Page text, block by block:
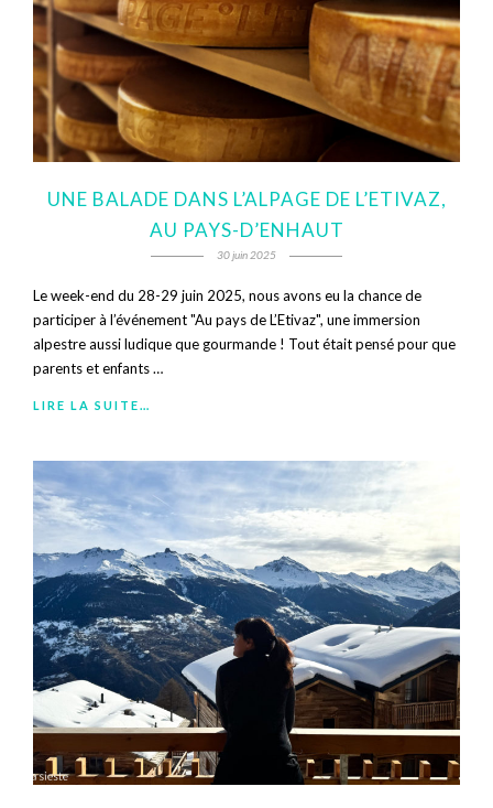
UNE BALADE DANS L’ALPAGE DE L’ETIVAZ,
AU PAYS-D’ENHAUT
30 juin 2025
Le week-end du 28-29 juin 2025, nous avons eu la chance de
participer à l’événement "Au pays de L’Etivaz", une immersion
alpestre aussi ludique que gourmande ! Tout était pensé pour que
parents et enfants …
LIRE LA SUITE…